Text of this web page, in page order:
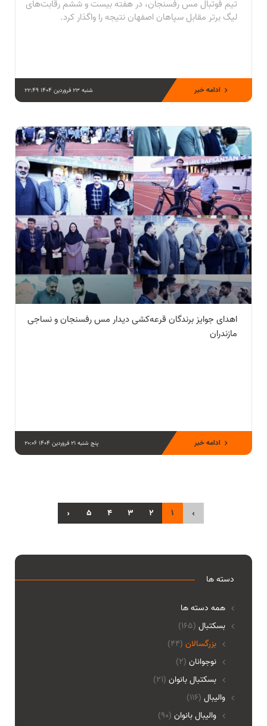
تیم فوتبال مس رفسنجان، در هفته بیست و ششم رقابت‌های
لیگ برتر مقابل سپاهان اصفهان نتیجه را واگذار کرد.
شنبه 23 فروردین 1404 22:49 ادامه خبر
اهدای جوایز برندگان قرعه‌کشی دیدار مس رفسنجان و نساجی
مازندران
پنج شنبه 21 فروردین 1404 20:06 ادامه خبر
‹
1
2
3
4
5
›
دسته ها
همه دسته ها
(165) بسکتبال
بزرگسالان (44)
نوجوانان (2)
بسکتبال بانوان (21)
(116) والیبال
واليبال بانوان (90)